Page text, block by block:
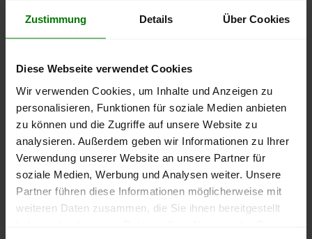
Zustimmung Details Über Cookies
Diese Webseite verwendet Cookies
Wir verwenden Cookies, um Inhalte und Anzeigen zu
personalisieren, Funktionen für soziale Medien anbieten
zu können und die Zugriffe auf unsere Website zu
analysieren. Außerdem geben wir Informationen zu Ihrer
Verwendung unserer Website an unsere Partner für
soziale Medien, Werbung und Analysen weiter. Unsere
Partner führen diese Informationen möglicherweise mit
weiteren Daten zusammen, die Sie ihnen bereitgestellt
lose Ware
September
2025
Januar
2026
Mai
2026
250 €
400 €
Die aktuelle Preisentwicklung für Holzpellets in Deutschland
können Sie jederzeit auf unsererPelletspreise-Seite
nachvollziehen.